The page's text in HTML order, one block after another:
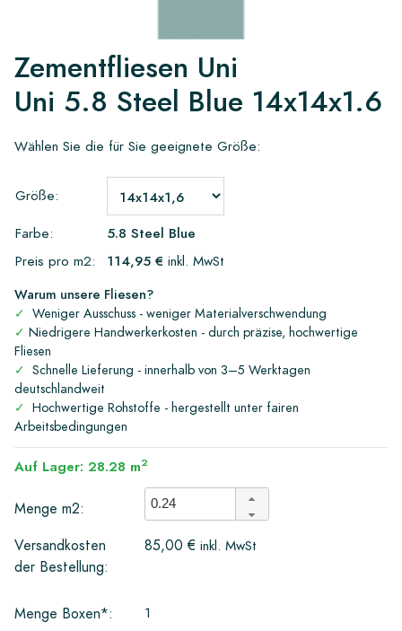
Zementfliesen Uni
Uni 5.8 Steel Blue 14x14x1.6
Wählen Sie die für Sie geeignete Größe:
Größe:
Farbe:
5.8 Steel Blue
Preis pro m2:
114,95 € inkl. MwSt
Warum unsere Fliesen?
✓ Weniger Ausschuss - weniger Materialverschwendung
✓ Niedrigere Handwerkerkosten - durch präzise, hochwertige
Fliesen
✓ Schnelle Lieferung - innerhalb von 3–5 Werktagen
deutschlandweit
✓ Hochwertige Rohstoffe - hergestellt unter fairen
Arbeitsbedingungen
Auf Lager: 28.28 m2
Menge m2:
Versandkosten
der Bestellung:
85,00 € inkl. MwSt
Menge Boxen*: 1